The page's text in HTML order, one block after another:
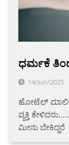
ಧರ್ಮಕೆ
14/Jun/2025
ಹೋಟೆಲ್ ಮಾಲಿಕ
ವ್ಯಕ್ತಿ
ಮೀನು ಬೇಕಿದ್ದರೆ